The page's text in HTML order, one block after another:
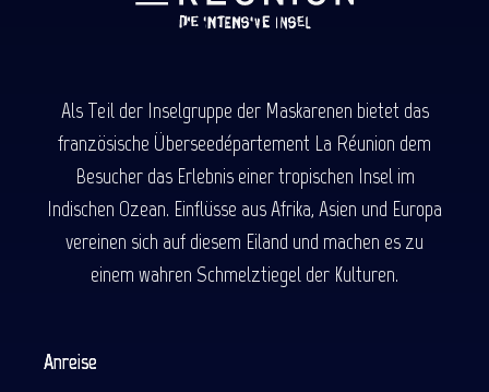
Als Teil der Inselgruppe der Maskarenen bietet das
französische Überseedépartement La Réunion dem
Besucher das Erlebnis einer tropischen Insel im
Indischen Ozean. Einflüsse aus Afrika, Asien und Europa
vereinen sich auf diesem Eiland und machen es zu
einem wahren Schmelztiegel der Kulturen.
Anreise